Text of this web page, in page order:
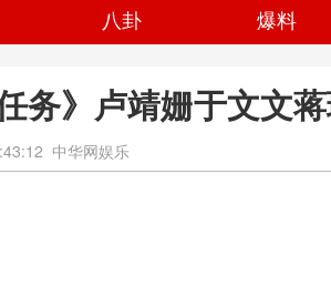
八卦 爆料
务》卢靖姗于文文
中华网娱乐